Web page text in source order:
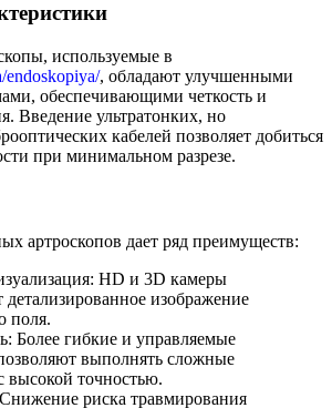
используемые в
endoskopiya/, обладают улучшенными
обеспечивающими четкость и
Введение ультратонких, но
кабелей позволяет добиться
при минимальном разрезе.
артроскопов дает ряд преимуществ:
HD и 3D камеры
детализированное изображение
поля.
Более гибкие и управляемые
выполнять сложные
высокой точностью.
риска травмирования